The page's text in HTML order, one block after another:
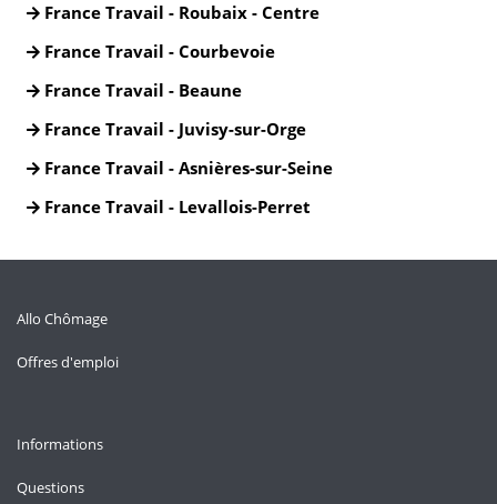
France Travail - Roubaix - Centre
France Travail - Courbevoie
France Travail - Beaune
France Travail - Juvisy-sur-Orge
France Travail - Asnières-sur-Seine
France Travail - Levallois-Perret
Allo Chômage
Offres d'emploi
Informations
Questions